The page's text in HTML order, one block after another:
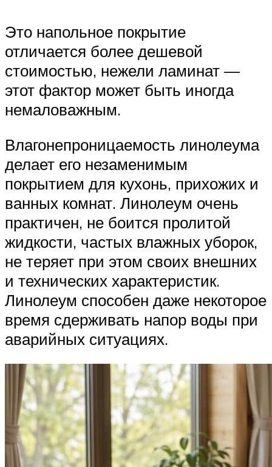
Это напольное покрытие
отличается более дешевой
стоимостью, нежели ламинат —
этот фактор может быть иногда
немаловажным.
Влагонепроницаемость линолеума
делает его незаменимым
покрытием для кухонь, прихожих и
ванных комнат. Линолеум очень
практичен, не боится пролитой
жидкости, частых влажных уборок,
не теряет при этом своих внешних
и технических характеристик.
Линолеум способен даже некоторое
время сдерживать напор воды при
аварийных ситуациях.